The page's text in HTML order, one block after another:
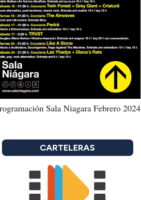
Sala Niagara Febrero 2024
CARTELERAS